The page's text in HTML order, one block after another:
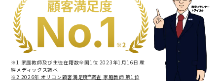
※1 家庭教師及び生徒在籍数全国1位 2023年1月16日 産
經メディックス調べ
※2 2026年 オリコン顧客満足度®調査 家庭教師 第1位